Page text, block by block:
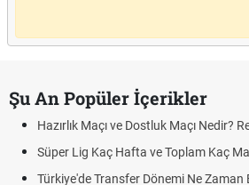
Şu An Popüler İçerikler
Hazırlık Maçı ve Dostluk Maçı Nedir?
Süper Lig Kaç Hafta ve Toplam Kaç
Türkiye'de Transfer Dönemi Ne Zaman